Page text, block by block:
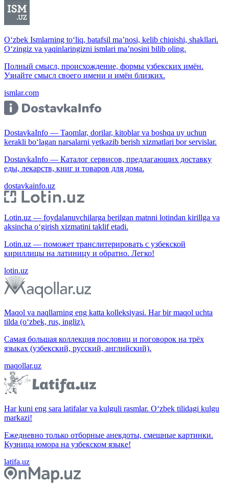
O‘zbek Ismlarning to‘liq, batafsil ma’nosi, kelib chiqishi, shakllari.
O‘zingiz va yaqinlaringizni ismlari ma’nosini bilib oling.
Полный смысл, происхождение, формы узбекских имён.
Узнайте смысл своего имени и имён близких.
ismlar.com
DostavkaInfo — Taomlar, dorilar, kitoblar va boshqa uy uchun
kerakli bo‘lagan narsalarni yetkazib berish xizmatlari bor servislar.
DostavkaInfo — Каталог сервисов, предлагающих доставку
еды, лекарств, книг и товаров для дома.
dostavkainfo.uz
Lotin.uz — foydalanuvchilarga berilgan matnni lotindan kirillga va
aksincha o‘girish xizmatini taklif etadi.
Lotin.uz — поможет транслитерировать с узбекской
кириллицы на латиницу и обратно. Легко!
lotin.uz
Maqol va naqllarning eng katta kolleksiyasi. Har bir maqol uchta
tilda (o‘zbek, rus, ingliz).
Самая большая коллекция пословиц и поговорок на трёх
языках (узбекский, русский, английский).
maqollar.uz
Har kuni eng sara latifalar va kulguli rasmlar. O‘zbek tilidagi kulgu
markazi!
Ежедневно только отборные анекдоты, смешные картинки.
Кузница юмора на узбекском языке!
latifa.uz